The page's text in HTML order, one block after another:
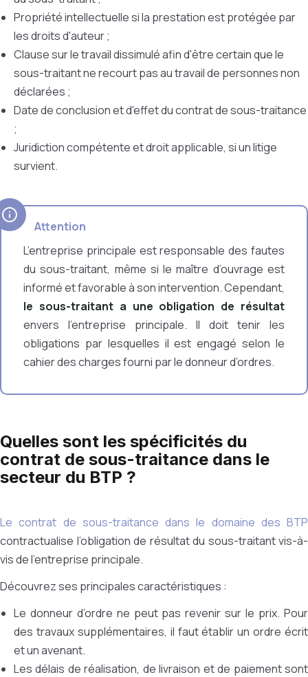
Propriété intellectuelle si la prestation est protégée par
les droits d'auteur ;
Clause sur le travail dissimulé afin d'être certain que le
sous-traitant ne recourt pas au travail de personnes non
déclarées ;
Date de conclusion et d'effet du contrat de sous-traitance
;
Juridiction compétente et droit applicable, si un litige
survient.
Attention
L’entreprise principale est responsable des fautes
du sous-traitant, même si le maître d’ouvrage est
informé et favorable à son intervention. Cependant,
le sous-traitant a une obligation de résultat
envers l’entreprise principale. Il doit tenir les
obligations par lesquelles il est engagé selon le
cahier des charges fourni par le donneur d’ordres.
Quelles sont les spécificités du
contrat de sous-traitance dans le
secteur du BTP ?
Le contrat de sous-traitance dans le domaine des BTP
contractualise l’obligation de résultat du sous-traitant vis-à-
vis de l’entreprise principale.
Découvrez ses principales caractéristiques :
Le donneur d’ordre ne peut pas revenir sur le prix. Pour
des travaux supplémentaires, il faut établir un ordre écrit
et un avenant.
Les délais de réalisation, de livraison et de paiement sont